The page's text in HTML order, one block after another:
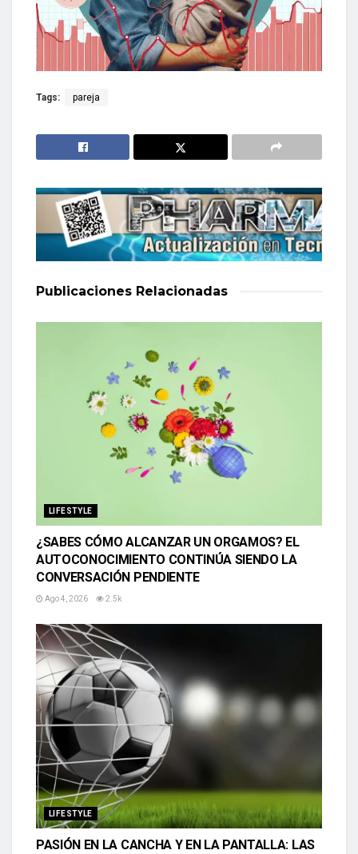
Tags: pareja
Publicaciones Relacionadas
LIFESTYLE
¿SABES CÓMO ALCANZAR UN ORGAMOS? EL
AUTOCONOCIMIENTO CONTINÚA SIENDO LA
CONVERSACIÓN PENDIENTE
Ago 4, 2026 2.5k
LIFESTYLE
PASIÓN EN LA CANCHA Y EN LA PANTALLA: LAS